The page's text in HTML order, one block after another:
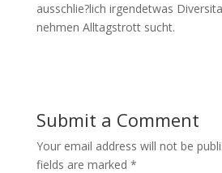
ausschlie?lich irgendetwas
nehmen Alltagstrott sucht.
Submit a Comment
Your email address will not be
fields are marked *